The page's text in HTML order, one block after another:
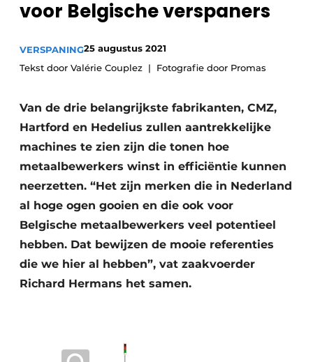
Vacature aanmelden
Video’s
voor ­Belgische verspaners
VERSPANING25 augustus 2021
Tekst door Valérie Couplez
Fotografie door Promas
Van de drie belangrijkste fabrikanten, CMZ,
Hartford en Hedelius zullen aantrekkelijke
machines te zien zijn die tonen hoe
metaalbewerkers winst in efficiëntie kunnen
neerzetten. “Het zijn merken die in Nederland
al hoge ogen gooien en die ook voor
Belgische metaalbewerkers veel potentieel
hebben. Dat bewijzen de mooie referenties
die we hier al hebben”, vat zaakvoerder
Richard Hermans het samen.